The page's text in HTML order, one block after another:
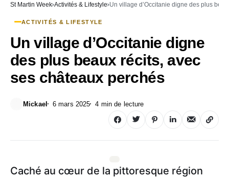
St Martin Week Activités & Lifestyle Un village d’Occitanie digne des plus
ACTIVITÉS & LIFESTYLE
Un village d’Occitanie digne
des plus beaux récits, avec
ses châteaux perchés
Mickael 6 mars 2025 4 min de lecture
Caché au cœur de la pittoresque région